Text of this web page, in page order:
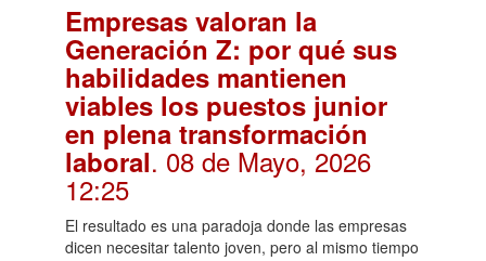
Empresas valoran la
Generación Z: por qué sus
habilidades mantienen
viables los puestos junior
en plena transformación
laboral. 08 de Mayo, 2026
12:25
El resultado es una paradoja donde las empresas
dicen necesitar talento joven, pero al mismo tiempo